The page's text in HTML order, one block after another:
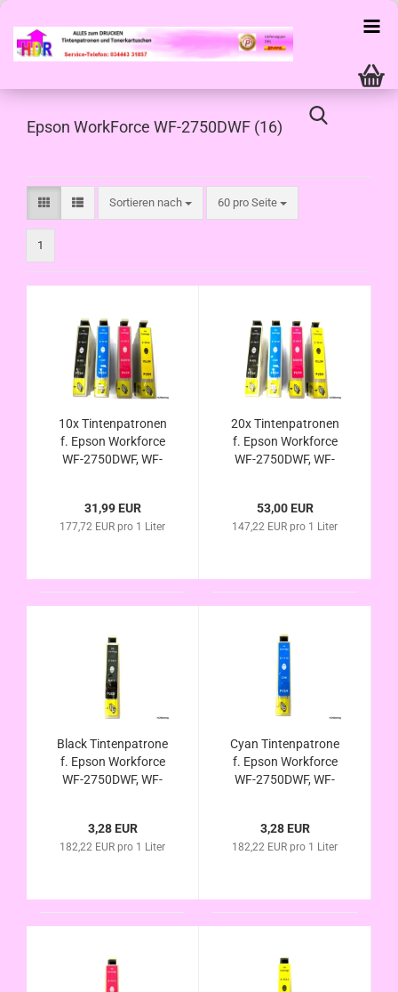
Epson WorkForce WF-2750DWF (16)
Sortieren nach
Sortieren nach 60 pro Seite
pro Seite
1
10x Tintenpatronen
f. Epson Workforce
WF-2750DWF, WF-
ersetzt Epson
Nr.16XL mit Chip u.
31,99 EUR
177,72 EUR pro 1 Liter
20x Tintenpatronen
f. Epson Workforce
WF-2750DWF, WF-
ersetzt Epson
Nr.16XL mit Chip u.
53,00 EUR
147,22 EUR pro 1 Liter
Black Tintenpatrone
f. Epson Workforce
WF-2750DWF, WF-
ersetzt Epson
Nr.16XL mit Chip u.
3,28 EUR
182,22 EUR pro 1 Liter
Cyan Tintenpatrone
f. Epson Workforce
WF-2750DWF, WF-
ersetzt Epson
Nr.16XL mit Chip u.
3,28 EUR
182,22 EUR pro 1 Liter